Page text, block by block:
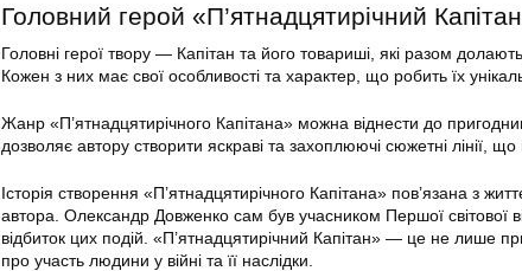
Головний герой «П’ятнадцятирічний
Головні герої твору — Капітан та його товариші, які разом
Кожен з них має свої особливості та характер, що робить їх
Жанр «П’ятнадцятирічного Капітана» можна віднести до
дозволяє автору створити яскраві та захоплюючі сюжетні лінії,
Історія створення «П’ятнадцятирічного Капітана» пов’язана з
автора. Олександр Довженко сам був учасником Першої світової
відбиток цих подій. «П’ятнадцятирічний Капітан» — це не лише
про участь людини у війні та її наслідки.